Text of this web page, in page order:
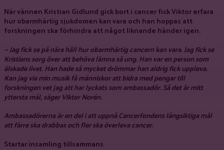
När vännen Kristian Gidlund gick bort i cancer fick Viktor erfara
hur obarmhärtig sjukdomen kan vara och han hoppas att
forskningen ska förhindra att något liknande händer igen.
— Jag fick se på nära håll hur obarmhärtig cancern kan vara. Jag fick se
Kristians sorg över att behöva lämna så ung. Han var en person som
älskade livet. Han hade så mycket drömmar han aldrig fick uppleva.
Kan jag via min musik få människor att bidra med pengar till
forskningen vet jag att har lyckats som ambassadör. Så det är mitt
yttersta mål, säger Viktor Norén.
Ambassadörerna är en del i att uppnå Cancerfondens långsiktiga mål
att färre ska drabbas och fler ska överleva cancer.
Startar insamling tillsammans